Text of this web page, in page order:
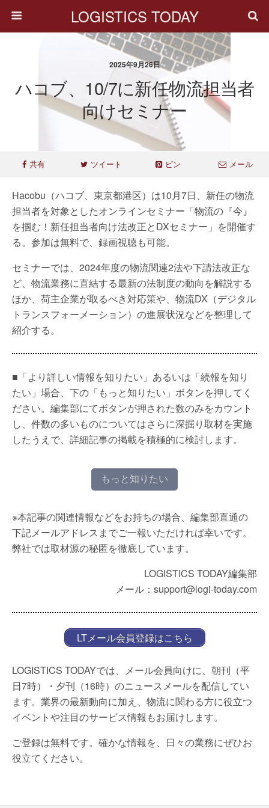
LOGISTICS TODAY
2025年9月26日
ハコブ、10/7に新任物流担当者
向けセミナー
共有 ツイート ピン メール
Hacobu（ハコブ、東京都港区）は10月7日、新任の物流
担当者を対象としたオンラインセミナー「物流の『今』
を掴む！新任担当者向け法改正とDXセミナー」を開催す
る。参加は無料で、録画視聴も可能。
セミナーでは、2024年度の物流関連2法や下請法改正な
ど、物流業務に直結する最新の法制度の動向を解説する
ほか、荷主企業が取るべき対応策や、物流DX（デジタル
トランスフォーメーション）の進展状況などを整理して
紹介する。
■「より詳しい情報を知りたい」あるいは「続報を知り
たい」場合、下の「もっと知りたい」ボタンを押してく
ださい。編集部にてボタンが押された数のみをカウント
し、件数の多いものについてはさらに深掘り取材を実施
したうえで、詳細記事の掲載を積極的に検討します。
もっと知りたい
※本記事の関連情報などをお持ちの場合、編集部直通の
下記メールアドレスまでご一報いただければ幸いです。
弊社では取材源の秘匿を徹底しています。
LOGISTICS TODAY編集部
メール：support@logi-today.com
LTメール会員登録はこちら
LOGISTICS TODAYでは、メール会員向けに、朝刊（平
日7時）・夕刊（16時）のニュースメールを配信してい
ます。業界の最新動向に加え、物流に関わる方に役立つ
イベントや注目のサービス情報もお届けします。
ご登録は無料です。確かな情報を、日々の業務にぜひお
役立てください。